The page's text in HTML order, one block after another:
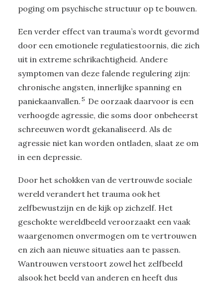
poging om psychische structuur op te bouwen.
Een verder effect van trauma’s wordt gevormd
door een emotionele regulatiestoornis, die zich
uit in extreme schrikachtigheid. Andere
symptomen van deze falende regulering zijn:
chronische angsten, innerlijke spanning en
paniekaanvallen. 5 De oorzaak daarvoor is een
verhoogde agressie, die soms door onbeheerst
schreeuwen wordt gekanaliseerd. Als de
agressie niet kan worden ontladen, slaat ze om
in een depressie.
Door het schokken van de vertrouwde sociale
wereld verandert het trauma ook het
zelfbewustzijn en de kijk op zichzelf. Het
geschokte wereldbeeld veroorzaakt een vaak
waargenomen onvermogen om te vertrouwen
en zich aan nieuwe situaties aan te passen.
Wantrouwen verstoort zowel het zelfbeeld
alsook het beeld van anderen en heeft dus